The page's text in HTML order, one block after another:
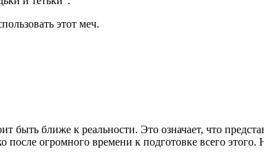
этот меч.
быть ближе к реальности. Это означает, что
огромного времени к подготовке всего этого.